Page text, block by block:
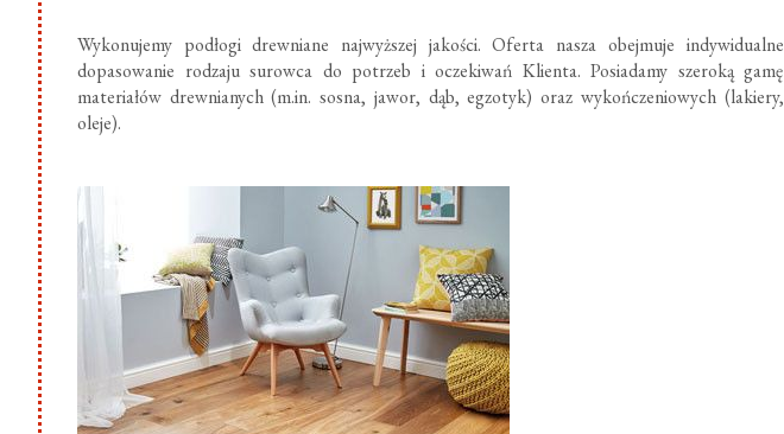
Wykonujemy podłogi drewniane najwyższej jakości. Oferta nasza obejmuje indywidualne
dopasowanie rodzaju surowca do potrzeb i oczekiwań Klienta. Posiadamy szeroką gamę
materiałów drewnianych (m.in. sosna, jawor, dąb, egzotyk) oraz wykończeniowych (lakiery,
oleje).